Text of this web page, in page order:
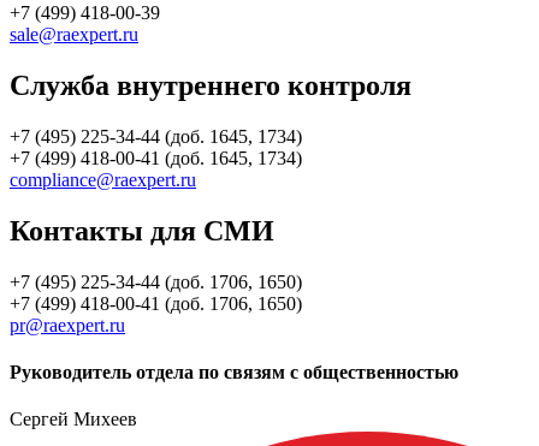
+7 (499) 418-00-39
sale@raexpert.ru
Служба внутреннего контроля
+7 (495) 225-34-44 (доб. 1645, 1734)
+7 (499) 418-00-41 (доб. 1645, 1734)
compliance@raexpert.ru
Контакты для СМИ
+7 (495) 225-34-44 (доб. 1706, 1650)
+7 (499) 418-00-41 (доб. 1706, 1650)
pr@raexpert.ru
Руководитель отдела по связям с общественностью
Сергей Михеев